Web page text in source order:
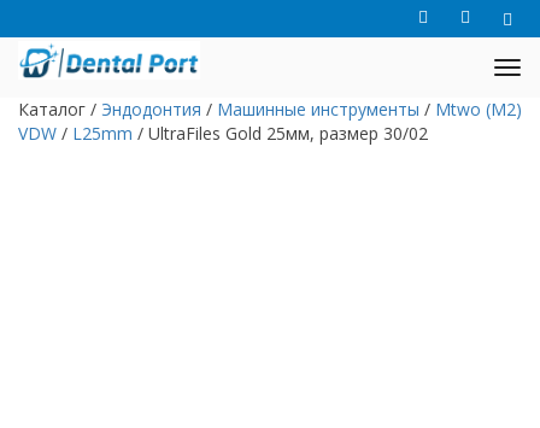
Каталог / Эндодонтия / Машинные инструменты / Mtwo (M2)
VDW / L25mm / UltraFiles Gold 25мм, размер 30/02